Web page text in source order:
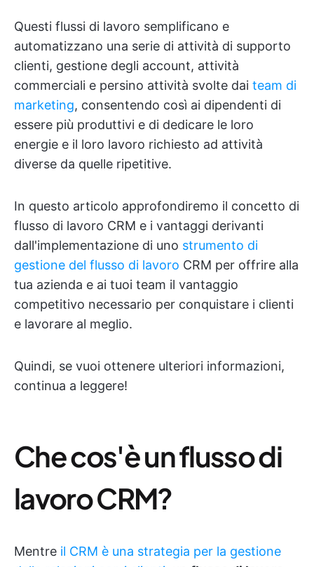
Questi flussi di lavoro semplificano e
automatizzano una serie di attività di supporto
clienti, gestione degli account, attività
commerciali e persino attività svolte dai team di
marketing, consentendo così ai dipendenti di
essere più produttivi e di dedicare le loro
energie e il loro lavoro richiesto ad attività
diverse da quelle ripetitive.
In questo articolo approfondiremo il concetto di
flusso di lavoro CRM e i vantaggi derivanti
dall'implementazione di uno strumento di
gestione del flusso di lavoro CRM per offrire alla
tua azienda e ai tuoi team il vantaggio
competitivo necessario per conquistare i clienti
e lavorare al meglio.
Quindi, se vuoi ottenere ulteriori informazioni,
continua a leggere!
Che cos'è un flusso di
lavoro CRM?
Mentre il CRM è una strategia per la gestione